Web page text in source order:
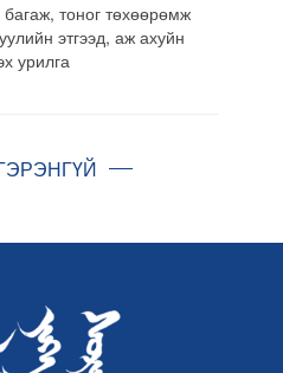
тоног төхөөрөмж
этгээд, аж ахуйн
урилга